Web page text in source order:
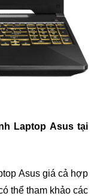
Laptop Asus tại
Asus giá cả hợp
thể tham khảo các